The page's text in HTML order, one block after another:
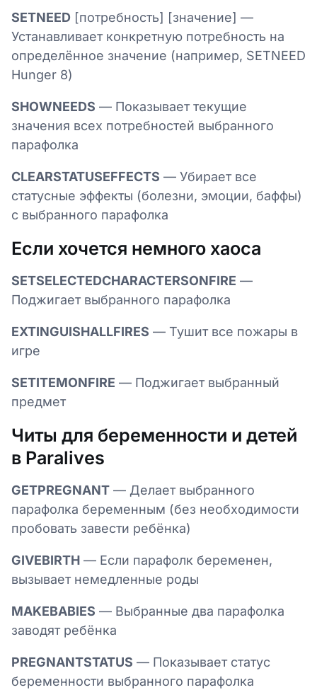
SETNEED [потребность] [значение] —
Устанавливает конкретную потребность на
определённое значение (например, SETNEED
Hunger 8)
SHOWNEEDS — Показывает текущие
значения всех потребностей выбранного
парафолка
CLEARSTATUSEFFECTS — Убирает все
статусные эффекты (болезни, эмоции, баффы)
с выбранного парафолка
Если хочется немного хаоса
SETSELECTEDCHARACTERSONFIRE —
Поджигает выбранного парафолка
EXTINGUISHALLFIRES — Тушит все пожары в
игре
SETITEMONFIRE — Поджигает выбранный
предмет
Читы для беременности и детей
в Paralives
GETPREGNANT — Делает выбранного
парафолка беременным (без необходимости
пробовать завести ребёнка)
GIVEBIRTH — Если парафолк беременен,
вызывает немедленные роды
MAKEBABIES — Выбранные два парафолка
заводят ребёнка
PREGNANTSTATUS — Показывает статус
беременности выбранного парафолка